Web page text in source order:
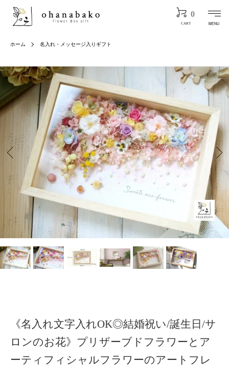
0
CART MENU
ホーム 名入れ・メッセージ入りギフト
《名入れ文字入れOK◎結婚祝い/誕生日/サ
ロンのお花》プリザーブドフラワーとア
ーティフィシャルフラワーのアートフレ